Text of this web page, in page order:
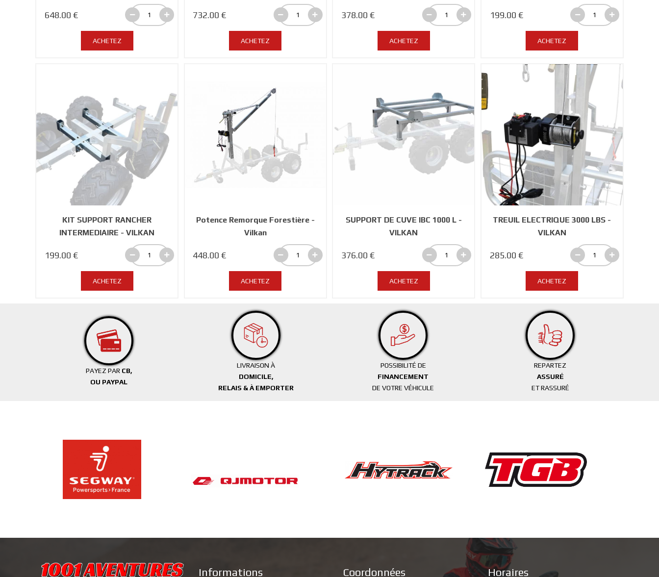
648.00 €
ACHETEZ
732.00 €
ACHETEZ
378.00 €
ACHETEZ
199.00 €
ACHETEZ
KIT SUPPORT RANCHER
INTERMEDIAIRE - VILKAN
199.00 €
ACHETEZ
Potence Remorque Forestière -
Vilkan
448.00 €
ACHETEZ
SUPPORT DE CUVE IBC 1000 L -
VILKAN
376.00 €
ACHETEZ
TREUIL ELECTRIQUE 3000 LBS -
VILKAN
285.00 €
ACHETEZ
PAYEZ PAR CB,
OU PAYPAL
LIVRAISON À
DOMICILE,
RELAIS & À EMPORTER
POSSIBILITÉ DE
FINANCEMENT
DE VOTRE VÉHICULE
REPARTEZ
ASSURÉ
ET RASSURÉ
Informations Coordonnées Horaires